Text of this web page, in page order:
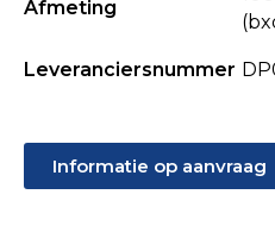
Afmeting
Leveranciersnummer
Informatie op aanvraag